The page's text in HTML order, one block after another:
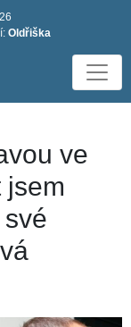
Oldřiška
ve
jsem